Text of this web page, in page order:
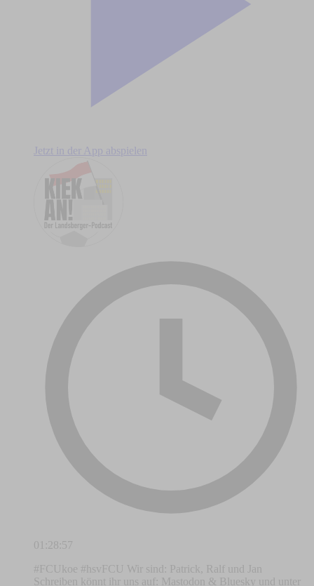
Jetzt in der App abspielen
01:28:57
#FCUkoe #hsvFCU Wir sind: Patrick, Ralf und Jan
Schreiben könnt ihr uns auf: Mastodon & Bluesky und unter